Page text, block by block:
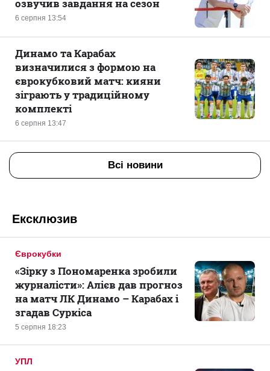
6 серпня 13:54
озвучив завдання на сезон
6 серпня 13:47
Динамо та Карабах
визначилися з формою на
єврокубковий матч: кияни
зіграють у традиційному
комплекті
Всі новини
Ексклюзив
Єврокубки
5 серпня 18:23
«Зірку з Пономаренка зробили
журналісти»: Алієв дав прогноз
на матч ЛК Динамо – Карабах і
згадав Суркіса
УПЛ